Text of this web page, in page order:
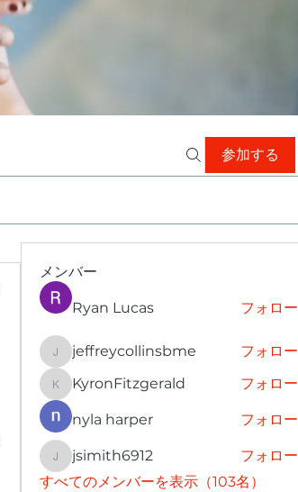
参加する
メンバー
Ryan Lucas フォロー
jeffreycollinsbme
jeffreycollinsbme フォロー
KyronFitzgerald
KyronFitzgerald フォロー
nyla harper フォロー
jsimith6912
jsimith6912
フォロー
すべてのメンバーを表示（103名）